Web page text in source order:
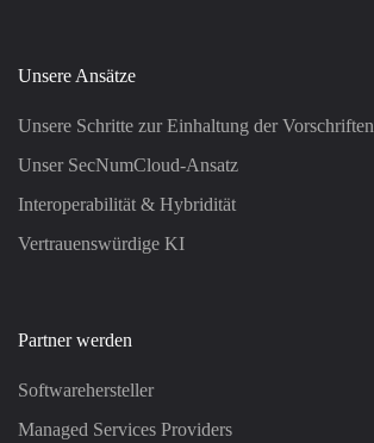
Unsere Ansätze
Unsere Schritte zur Einhaltung der Vorschriften
Unser SecNumCloud-Ansatz
Interoperabilität & Hybridität
Vertrauenswürdige KI
Partner werden
Softwarehersteller
Managed Services Providers